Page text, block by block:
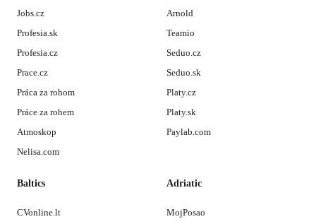
Jobs.cz
Profesia.sk
Profesia.cz
Prace.cz
Práca za rohom
Práce za rohem
Atmoskop
Nelisa.com
Arnold
Teamio
Seduo.cz
Seduo.sk
Platy.cz
Platy.sk
Paylab.com
Baltics
CVonline.lt
Adriatic
MojPosao